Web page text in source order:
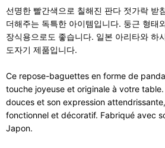
선명한 빨간색으로 칠해진 판다 젓가락 받
더해주는 독특한 아이템입니다. 둥근 형태
장식용으로도 좋습니다. 일본 아리타와 하
도자기 제품입니다.
Ce repose-baguettes en forme de
touche joyeuse et originale à votre
douces et son expression
fonctionnel et décoratif. Fabriqué avec
Japon.